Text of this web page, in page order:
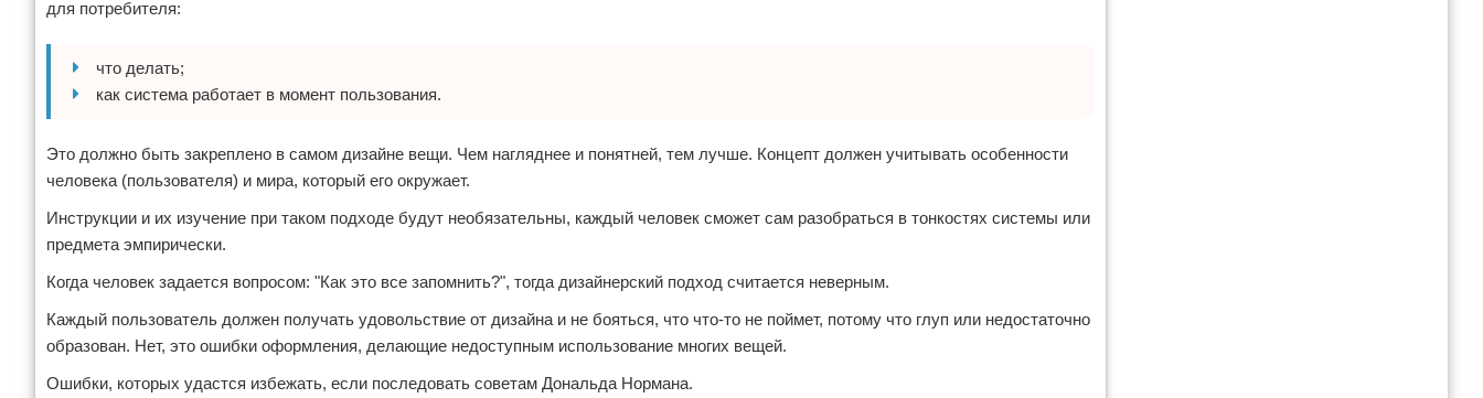
для потребителя:
что делать;
как система работает в момент пользования.
Это должно быть закреплено в самом дизайне вещи. Чем нагляднее и понятней, тем лучше. Концепт должен учитывать особенности
человека (пользователя) и мира, который его окружает.
Инструкции и их изучение при таком подходе будут необязательны, каждый человек сможет сам разобраться в тонкостях системы или
предмета эмпирически.
Когда человек задается вопросом: "Как это все запомнить?", тогда дизайнерский подход считается неверным.
Каждый пользователь должен получать удовольствие от дизайна и не бояться, что что-то не поймет, потому что глуп или недостаточно
образован. Нет, это ошибки оформления, делающие недоступным использование многих вещей.
Ошибки, которых удастся избежать, если последовать советам Дональда Нормана.